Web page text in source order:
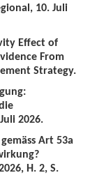
10. Juli
Effect of
From
Strategy.
2026.
Art 53a
H. 2, S.